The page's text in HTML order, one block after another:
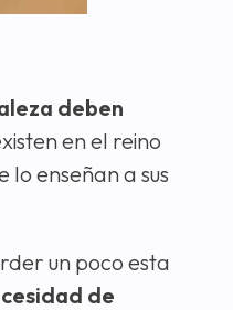
deben
en el reino
enseñan a sus
un poco esta
de